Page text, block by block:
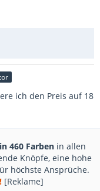
ich den Preis auf 18
460 Farben in allen
Knöpfe, eine hohe
höchste Ansprüche.
[Reklame]